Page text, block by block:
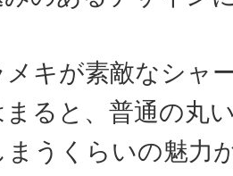
キが素敵なシャ
ると、普通の丸
うくらいの魅力